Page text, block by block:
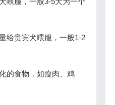
给贵宾犬喂服，一般1-2
的食物，如瘦肉、鸡